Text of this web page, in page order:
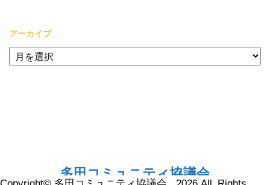
アーカイブ
ア
ー
多田コミュニティ協議会